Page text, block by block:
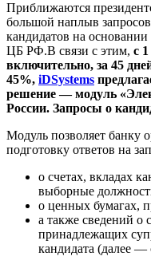
Приближаются
большой наплыв
кандидатов на
ЦБ РФ.В связи с этим, с
включительно, за 45
45%, iDSystems
решение — модуль
России. Запросы о
Модуль позволяет банку
подготовку ответов на
о счетах, вкладах
выборные
о ценных бумагах,
а также сведений о
принадлежащих
кандидата (далее —